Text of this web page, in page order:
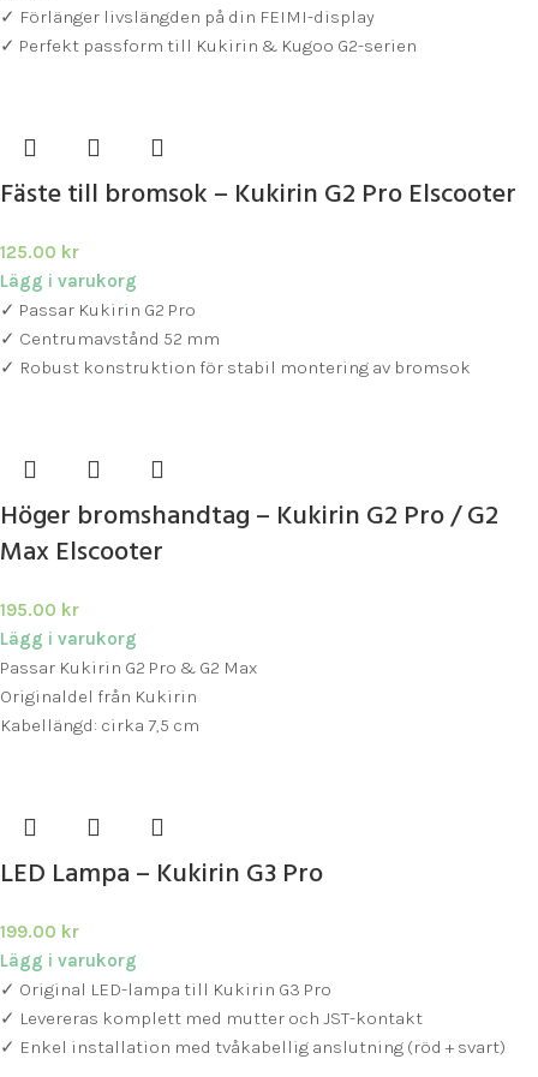
✓ Förlänger livslängden på din FEIMI-display
✓ Perfekt passform till Kukirin & Kugoo G2-serien
Fäste till bromsok – Kukirin G2 Pro Elscooter
125.00 kr
Lägg i varukorg
✓ Passar Kukirin G2 Pro
✓ Centrumavstånd 52 mm
✓ Robust konstruktion för stabil montering av bromsok
Höger bromshandtag – Kukirin G2 Pro / G2
Max Elscooter
195.00 kr
Lägg i varukorg
Passar Kukirin G2 Pro & G2 Max
Originaldel från Kukirin
Kabellängd: cirka 7,5 cm
LED Lampa – Kukirin G3 Pro
199.00 kr
Lägg i varukorg
✓ Original LED-lampa till Kukirin G3 Pro
✓ Levereras komplett med mutter och JST-kontakt
✓ Enkel installation med tvåkabellig anslutning (röd + svart)